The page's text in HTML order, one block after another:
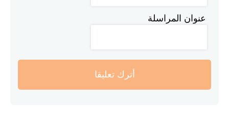
عنوان المراسلة
أترك تعليقا